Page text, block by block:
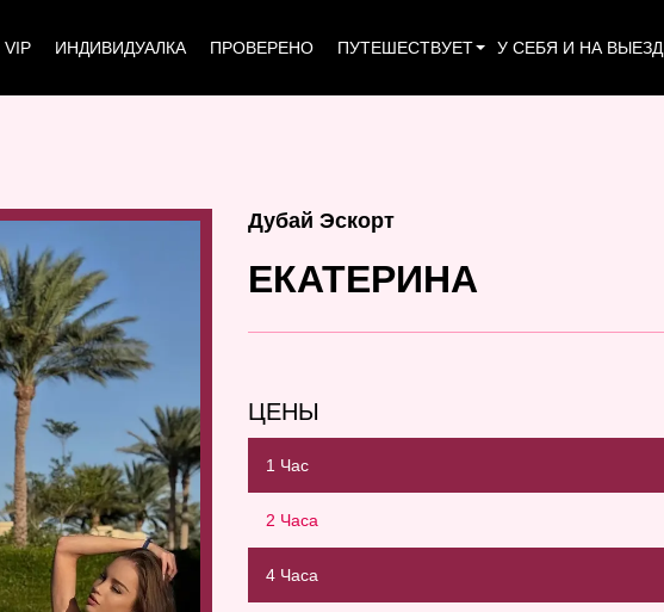
VIP ИНДИВИДУАЛКА ПРОВЕРЕНО ПУТЕШЕСТВУЕТ У СЕБЯ И НА ВЫЕЗД
Дубай Эскорт
ЕКАТЕРИНА
ЦЕНЫ
1 Час
2 Часа
4 Часа